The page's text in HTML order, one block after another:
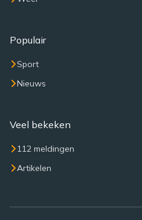
Populair
Sport
Nieuws
Veel bekeken
112 meldingen
Artikelen